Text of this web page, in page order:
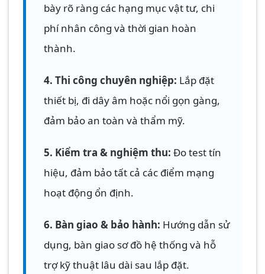
bày rõ ràng các hạng mục vật tư, chi
phí nhân công và thời gian hoàn
thành.
4. Thi công chuyên nghiệp: Lắp đặt
thiết bị, đi dây âm hoặc nổi gọn gàng,
đảm bảo an toàn và thẩm mỹ.
5. Kiểm tra & nghiệm thu: Đo test tín
hiệu, đảm bảo tất cả các điểm mạng
hoạt động ổn định.
6. Bàn giao & bảo hành: Hướng dẫn sử
dụng, bàn giao sơ đồ hệ thống và hỗ
trợ kỹ thuật lâu dài sau lắp đặt.